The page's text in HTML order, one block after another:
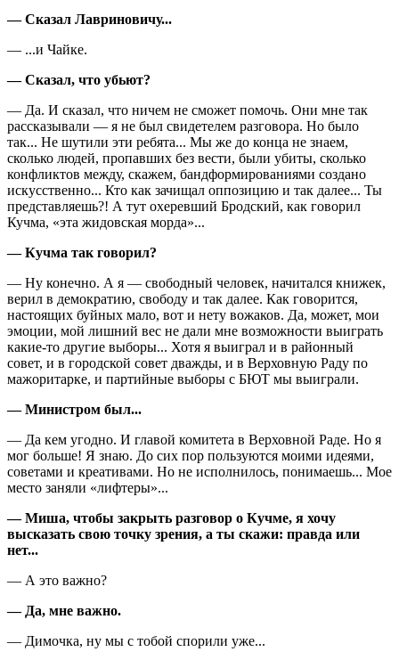
— Сказал Лавриновичу...
— ...и Чайке.
— Сказал, что убьют?
— Да. И сказал, что ничем не сможет помочь. Они мне так
рассказывали — я не был свидетелем разговора. Но было
так... Не шутили эти ребята... Мы же до конца не знаем,
сколько людей, пропавших без вести, были убиты, сколько
конфликтов между, скажем, бандформированиями создано
искусственно... Кто как зачищал оппозицию и так далее... Ты
представляешь?! А тут охеревший Бродский, как говорил
Кучма, «эта жидовская морда»...
— Кучма так говорил?
— Ну конечно. А я — свободный человек, начитался книжек,
верил в демократию, свободу и так далее. Как говорится,
настоящих буйных мало, вот и нету вожаков. Да, может, мои
эмоции, мой лишний вес не дали мне возможности выиграть
какие-то другие выборы... Хотя я выиграл и в районный
совет, и в городской совет дважды, и в Верховную Раду по
мажоритарке, и партийные выборы с БЮТ мы выиграли.
— Министром был...
— Да кем угодно. И главой комитета в Верховной Раде. Но я
мог больше! Я знаю. До сих пор пользуются моими идеями,
советами и креативами. Но не исполнилось, понимаешь... Мое
место заняли «лифтеры»...
— Миша, чтобы закрыть разговор о Кучме, я хочу
высказать свою точку зрения, а ты скажи: правда или
нет...
— А это важно?
— Да, мне важно.
— Димочка, ну мы с тобой спорили уже...